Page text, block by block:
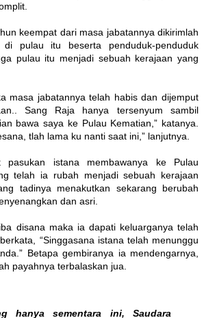
keempat dari masa jabatannya dikirimlah
di pulau itu beserta penduduk-penduduk
pulau itu menjadi sebuah kerajaan yang
jabatannya telah habis dan dijemput
Sang Raja hanya tersenyum sambil
bawa saya ke Pulau Kematian,” katanya.
tlah lama ku nanti saat ini,” lanjutnya.
istana membawanya ke Pulau
telah ia rubah menjadi sebuah kerajaan
tadinya menakutkan sekarang berubah
dan asri.
disana maka ia dapati keluarganya telah
“Singgasana istana telah menunggu
Betapa gembiranya ia mendengarnya,
payahnya terbalaskan jua.
hanya sementara ini, Saudara